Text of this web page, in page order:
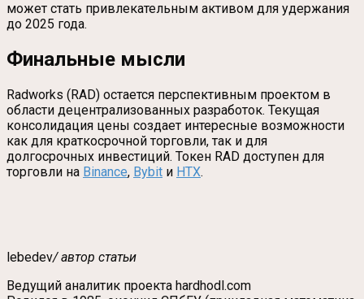
может стать привлекательным активом для удержания
до 2025 года.
Финальные мысли
Radworks (RAD) остается перспективным проектом в
области децентрализованных разработок. Текущая
консолидация цены создает интересные возможности
как для краткосрочной торговли, так и для
долгосрочных инвестиций. Токен RAD доступен для
торговли на Binance, Bybit и HTX.
lebedev/ автор статьи
Ведущий аналитик проекта hardhodl.com